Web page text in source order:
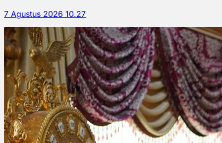
7 Agustus 2026 10.27